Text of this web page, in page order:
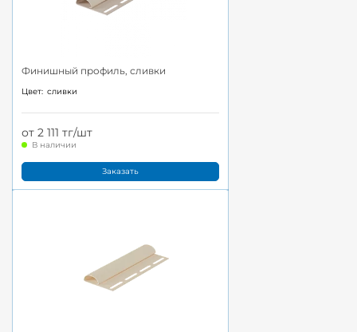
Финишный профиль, сливки
Цвет: сливки
от 2 111 тг/шт
В наличии
Заказать